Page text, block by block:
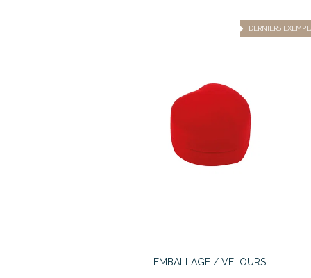
DERNIERS
EMBALLAGE / VELOURS